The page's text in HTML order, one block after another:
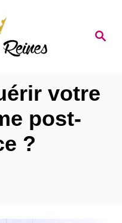
S
votre
post-
?